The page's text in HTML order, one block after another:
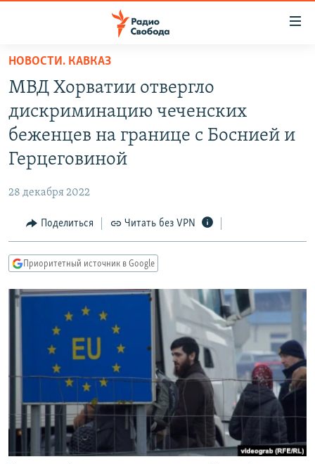
упрощенного
доступа
основному
содержанию
Вернутся
навигации
Вернутся
ПОДКАСТЫ
АВТОРСКИЕ ПРОЕКТЫ
ЦИТАТЫ СВОБОДЫ
КУЛЬТУРА
IDEL.РЕАЛИИ
КАВКАЗ.РЕАЛИИ
СИБИРЬ.РЕАЛИИ
РАСПИСАНИЕ ВЕЩАНИЯ
ПОДПИШИТЕСЬ НА РАССЫЛКУ
СОЦИАЛЬНЫЕ СЕТИ
НОВОСТИ. КАВКАЗ
МВД Хорватии отвергло
дискриминацию чеченских
беженцев на границе с Боснией и
Герцеговиной
28 декабря 2022
Поделиться Читать без VPN
Приоритетный источник в Google